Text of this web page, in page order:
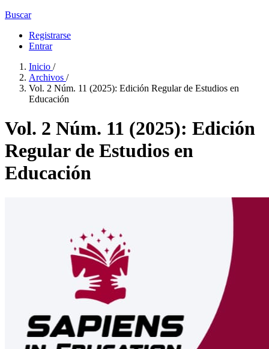
Buscar
Registrarse
Entrar
Inicio /
Archivos /
Vol. 2 Núm. 11 (2025): Edición Regular de Estudios en
Educación
Vol. 2 Núm. 11 (2025): Edición
Regular de Estudios en
Educación